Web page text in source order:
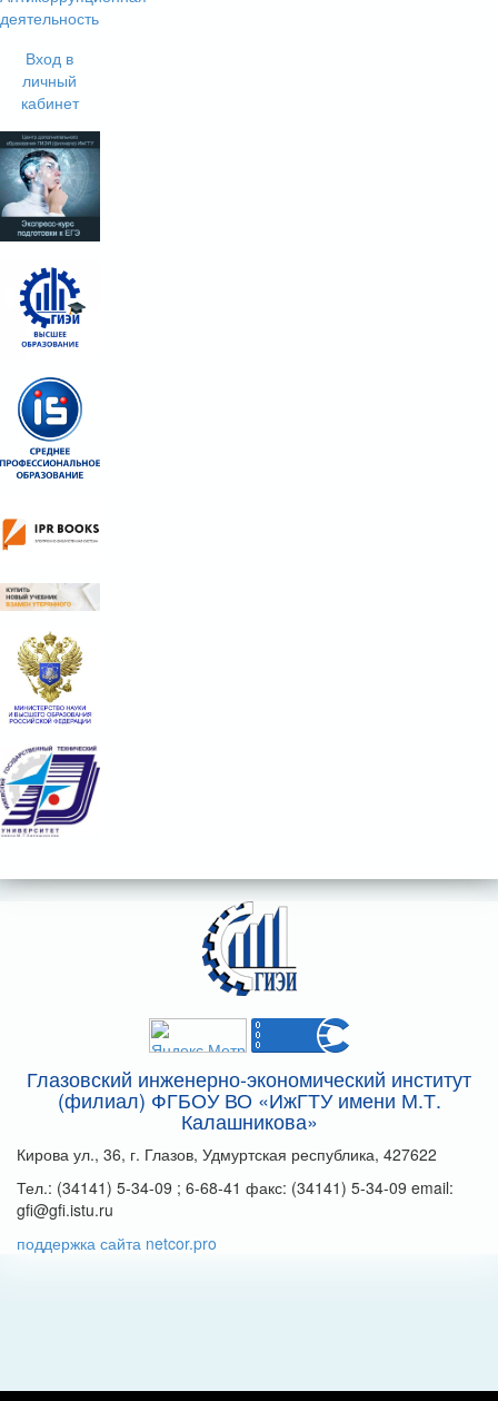
деятельность
Вход в
личный
кабинет
Глазовский инженерно-экономический институт
(филиал) ФГБОУ ВО «ИжГТУ имени М.Т.
Калашникова»
Кирова ул., 36, г. Глазов, Удмуртская республика, 427622
Тел.: (34141) 5-34-09 ; 6-68-41 факс: (34141) 5-34-09 email:
gfi@gfi.istu.ru
поддержка сайта netcor.pro